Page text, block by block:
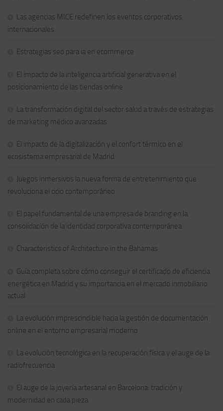
Las agencias MICE redefinen los eventos corporativos
internacionales
Estrategias seo para ia en ecommerce
El impacto de la inteligencia artificial generativa en el
posicionamiento de las tiendas online
La transformación digital del sector salud a través de estrategias
de marketing médico avanzadas
El impacto de la digitalización y el confort térmico en el
ecosistema empresarial de Madrid
Juegos inmersivos la nueva forma de entretenimiento que
revoluciona el ocio contemporáneo
El papel fundamental de una empresa de branding en la
consolidación de la identidad corporativa contemporánea
Characteristics of Architecture in the Bahamas
Guía completa sobre cómo conseguir el certificado de eficiencia
energética en Madrid y su importancia en el mercado inmobiliario
actual
La evolución imprescindible hacia la gestión de documentación
online en el entorno empresarial moderno
La evolución tecnológica en la recuperación física y el auge de la
radiofrecuencia
El auge de la joyería artesanal en Barcelona: tradición y
modernidad en cada pieza